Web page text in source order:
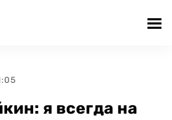
я всегда на